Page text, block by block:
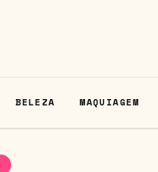
BELEZA MAQUIAGEM